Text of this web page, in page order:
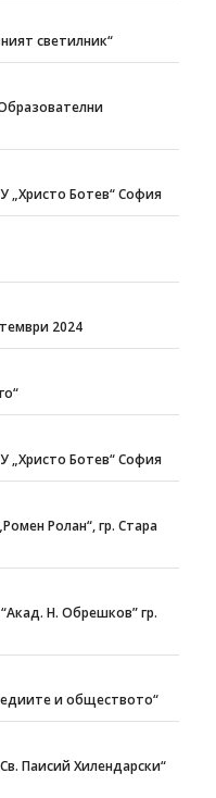
светилник“
„Христо Ботев“ София
2024
„Христо Ботев“ София
Ролан“, гр. Стара
Н. Обрешков” гр.
и обществото“
Паисий Хилендарски“